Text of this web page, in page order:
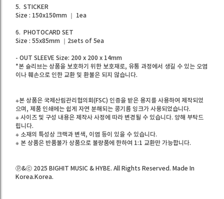
5. STICKER
Size : 150x150mm ｜ 1ea
6. PHOTOCARD SET
Size : 55x85mm ｜2sets of 5ea
- OUT SLEEVE Size: 200 x 200 x 14mm
*본 슬리브는 상품을 보호하기 위한 보호재로, 유통 과정에서 생길 수 있는 오염
이나 훼손으로 인한 교환 및 환불은 되지 않습니다.
※본 상품은 국제산림관리협의회(FSC) 인증을 받은 용지를 사용하여 제작되었
으며, 제품 인쇄에는 쉽게 자연 분해되는 콩기름 잉크가 사용되었습니다.
※ 사이즈 및 구성 내용은 제작사 사정에 따라 변경될 수 있습니다. 양해 부탁드
립니다.
※ 소재의 특성상 크랙과 변색, 이염 등이 있을 수 있습니다.
※ 본 상품은 반품불가 상품으로 불량품에 한하여 1:1 교환만 가능합니다.
ⓟ&ⓒ 2025 BIGHIT MUSIC & HYBE. All Rights Reserved. Made In
Korea.Korea.